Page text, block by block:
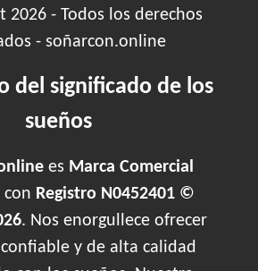
- Todos los derechos
- soñarcon.online
del significado de los
sueños
es Marca Comercial
con Registro N0452401 ©
. Nos enorgullece ofrecer
y de alta calidad